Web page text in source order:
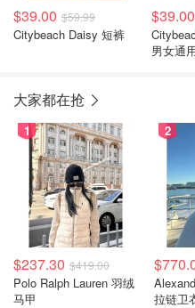
$39.00 $59.99
Citybeach Daisy 短裤
$39.00
男女通
大家都在抢
1
$237.30 $419.00
Polo Ralph Lauren 羽绒
马甲
2
拉链卫